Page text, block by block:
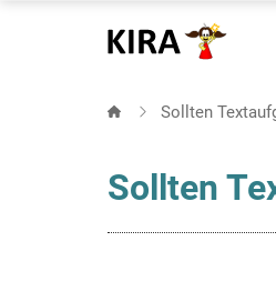
Sollten
Sollten